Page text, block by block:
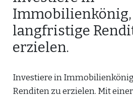
langfristige
erzielen.
Investiere in
Renditen zu erzielen. Mit